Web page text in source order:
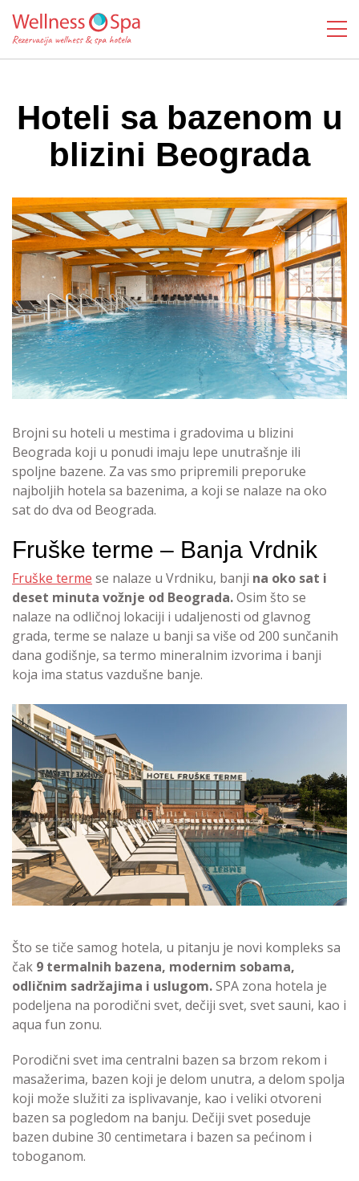
Hoteli sa bazenom u
blizini Beograda
Brojni su hoteli u mestima i gradovima u blizini
Beograda koji u ponudi imaju lepe unutrašnje ili
spoljne bazene. Za vas smo pripremili preporuke
najboljih hotela sa bazenima, a koji se nalaze na oko
sat do dva od Beograda.
Fruške terme – Banja Vrdnik
Fruške terme se nalaze u Vrdniku, banji na oko sat i
deset minuta vožnje od Beograda.Osim što se
nalaze na odličnoj lokaciji i udaljenosti od glavnog
grada, terme se nalaze u banji sa više od 200 sunčanih
dana godišnje, sa termo mineralnim izvorima i banji
koja ima status vazdušne banje.
Što se tiče samog hotela, u pitanju je novi kompleks sa
čak 9 termalnih bazena, modernim sobama,
odličnim sadržajima i uslugom.SPA zona hotela je
podeljena na porodični svet, dečiji svet, svet sauni, kao i
aqua fun zonu.
Porodični svet ima centralni bazen sa brzom rekom i
masažerima, bazen koji je delom unutra, a delom spolja
koji može služiti za isplivavanje, kao i veliki otvoreni
bazen sa pogledom na banju. Dečiji svet poseduje
bazen dubine 30 centimetara i bazen sa pećinom i
toboganom.